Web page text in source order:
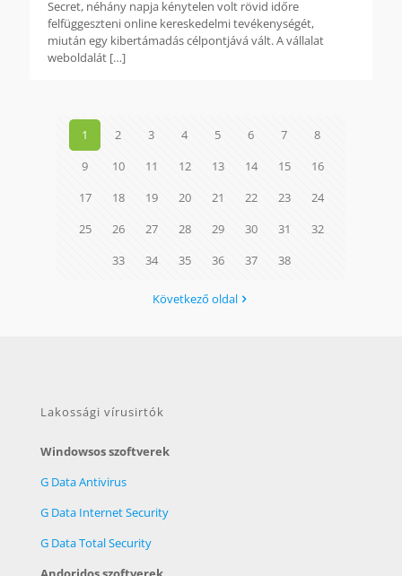
Secret, néhány napja kénytelen volt rövid időre
felfüggeszteni online kereskedelmi tevékenységét,
miután egy kibertámadás célpontjává vált. A vállalat
weboldalát […]
1 2 3 4 5 6 7
8
9
10 11 12 13 14 15
16
17
18 19 20 21 22 23
24
25
26 27 28 29 30 31
32
33
34 35 36 37 38
Következő oldal
Lakossági vírusirtók
Windowsos szoftverek
G Data Antivirus
G Data Internet Security
G Data Total Security